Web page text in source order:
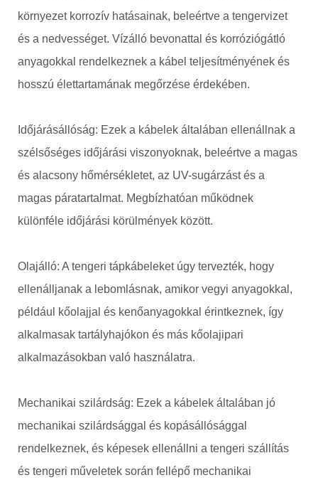
környezet korrozív hatásainak, beleértve a tengervizet
és a nedvességet. Vízálló bevonattal és korróziógátló
anyagokkal rendelkeznek a kábel teljesítményének és
hosszú élettartamának megőrzése érdekében.
Időjárásállóság: Ezek a kábelek általában ellenállnak a
szélsőséges időjárási viszonyoknak, beleértve a magas
és alacsony hőmérsékletet, az UV-sugárzást és a
magas páratartalmat. Megbízhatóan működnek
különféle időjárási körülmények között.
Olajálló: A tengeri tápkábeleket úgy tervezték, hogy
ellenálljanak a lebomlásnak, amikor vegyi anyagokkal,
például kőolajjal és kenőanyagokkal érintkeznek, így
alkalmasak tartályhajókon és más kőolajipari
alkalmazásokban való használatra.
Mechanikai szilárdság: Ezek a kábelek általában jó
mechanikai szilárdsággal és kopásállósággal
rendelkeznek, és képesek ellenállni a tengeri szállítás
és tengeri műveletek során fellépő mechanikai